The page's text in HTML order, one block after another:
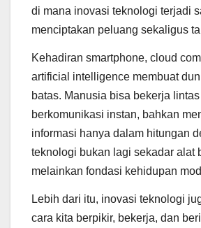
di mana inovasi teknologi terjadi
menciptakan peluang sekaligus
Kehadiran smartphone, cloud
artificial intelligence membuat
batas. Manusia bisa bekerja
berkomunikasi instan, bahkan
informasi hanya dalam hitungan
teknologi bukan lagi sekadar alat
melainkan fondasi kehidupan
Lebih dari itu, inovasi teknologi
cara kita berpikir, bekerja, dan